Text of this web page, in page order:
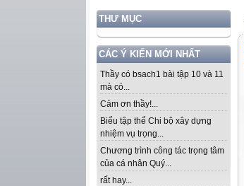
THƯ MỤC
CÁC Ý KIẾN MỚI NHẤT
Thầy có bsach1 bài tập 10 và 11
mà có...
Cảm ơn thầy!...
Biểu tập thể Chi bộ xây dựng
nhiệm vụ trọng...
Chương trình công tác trọng tâm
của cá nhân Quý...
rất hay...